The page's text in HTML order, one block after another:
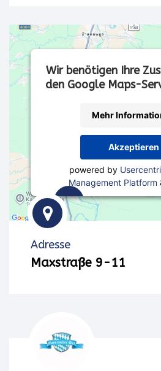
Wir benötigen Ihre
den Google Maps-
Wir
verwenden
einen
Drittanbieters,
um
Mehr
Akzeptieren
powered by
Management Platform
Adresse
Maxstraße 9-11